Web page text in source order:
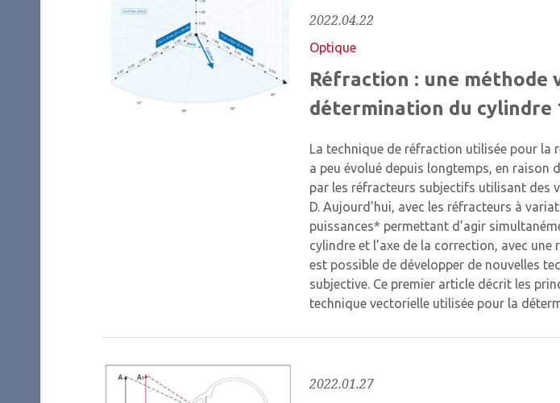
2022.04.22
Optique
Réfraction : une méthode
détermination du cylindre
La technique de réfraction utilisée pour la
a peu évolué depuis longtemps, en raison
par les réfracteurs subjectifs utilisant des
D. Aujourd’hui, avec les réfracteurs à
puissances* permettant d’agir
cylindre et l’axe de la correction, avec une
est possible de développer de nouvelles
subjective. Ce premier article décrit les
technique vectorielle utilisée pour la
2022.01.27